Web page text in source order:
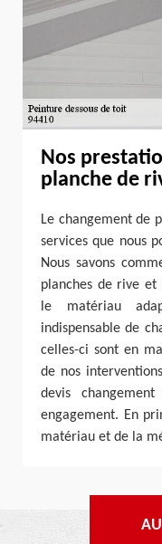
Nos
planche de
Le changement de
services que nous
Nous savons
planches de rive et
le matériau
indispensable de
celles-ci sont en
de nos
devis
engagement. En
matériau et de la